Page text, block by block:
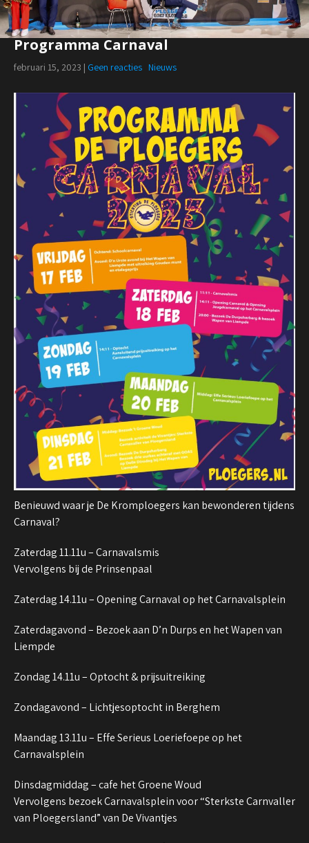
Programma Carnaval
februari 15, 2023 | Geen reacties Nieuws
Benieuwd waar je De Kromploegers kan bewonderen tijdens
Carnaval?
Zaterdag 11.11u – Carnavalsmis
Vervolgens bij de Prinsenpaal
Zaterdag 14.11u – Opening Carnaval op het Carnavalsplein
Zaterdagavond – Bezoek aan D’n Durps en het Wapen van
Liempde
Zondag 14.11u – Optocht & prijsuitreiking
Zondagavond – Lichtjesoptocht in Berghem
Maandag 13.11u – Effe Serieus Loeriefoepe op het
Carnavalsplein
Dinsdagmiddag – cafe het Groene Woud
Vervolgens bezoek Carnavalsplein voor “Sterkste Carnvaller
van Ploegersland” van De Vivantjes